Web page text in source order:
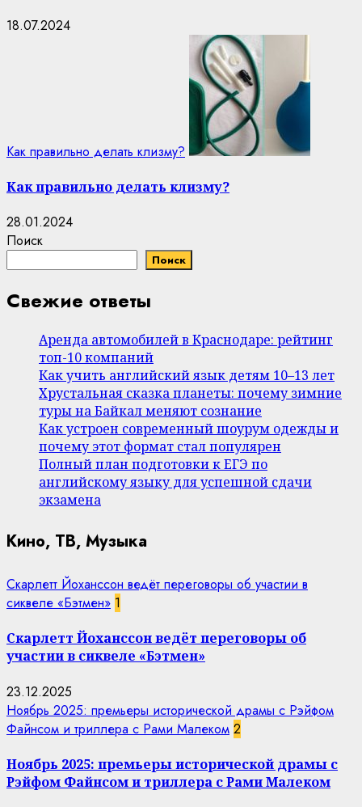
18.07.2024
Как правильно делать клизму?
Как правильно делать клизму?
28.01.2024
Поиск
Поиск
Свежие ответы
Аренда автомобилей в Краснодаре: рейтинг
топ-10 компаний
Как учить английский язык детям 10–13 лет
Хрустальная сказка планеты: почему зимние
туры на Байкал меняют сознание
Как устроен современный шоурум одежды и
почему этот формат стал популярен
Полный план подготовки к ЕГЭ по
английскому языку для успешной сдачи
экзамена
Кино, ТВ, Музыка
Скарлетт Йоханссон ведёт переговоры об участии в
сиквеле «Бэтмен» 1
Скарлетт Йоханссон ведёт переговоры об
участии в сиквеле «Бэтмен»
23.12.2025
Ноябрь 2025: премьеры исторической драмы с Рэйфом
Файнсом и триллера с Рами Малеком 2
Ноябрь 2025: премьеры исторической драмы с
Рэйфом Файнсом и триллера с Рами Малеком